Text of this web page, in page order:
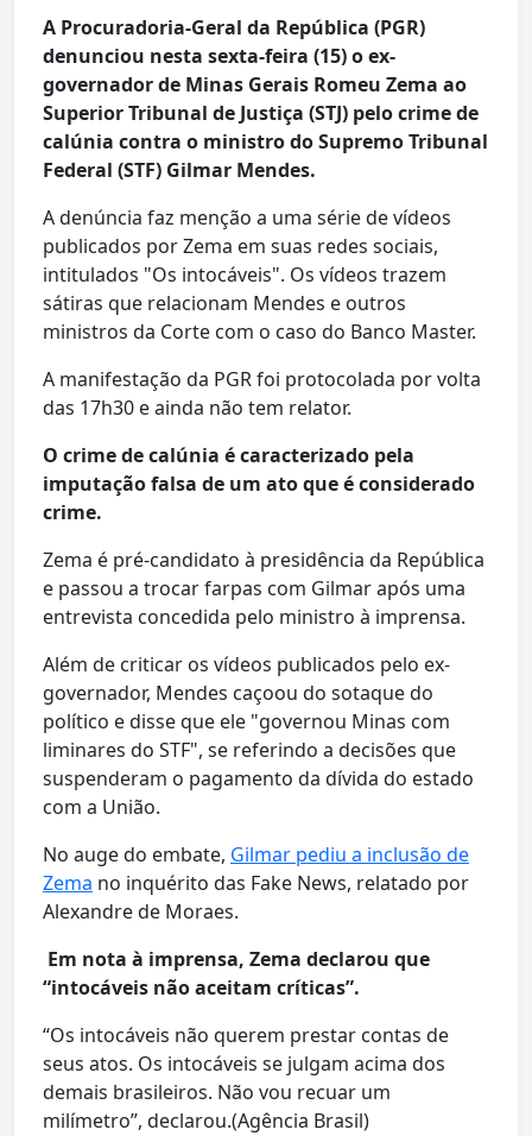
A Procuradoria-Geral da República (PGR)
denunciou nesta sexta-feira (15) o ex-
governador de Minas Gerais Romeu Zema ao
Superior Tribunal de Justiça (STJ) pelo crime de
calúnia contra o ministro do Supremo Tribunal
Federal (STF) Gilmar Mendes.
A denúncia faz menção a uma série de vídeos
publicados por Zema em suas redes sociais,
intitulados "Os intocáveis". Os vídeos trazem
sátiras que relacionam Mendes e outros
ministros da Corte com o caso do Banco Master.
A manifestação da PGR foi protocolada por volta
das 17h30 e ainda não tem relator.
O crime de calúnia é caracterizado pela
imputação falsa de um ato que é considerado
crime.
Zema é pré-candidato à presidência da República
e passou a trocar farpas com Gilmar após uma
entrevista concedida pelo ministro à imprensa.
Além de criticar os vídeos publicados pelo ex-
governador, Mendes caçoou do sotaque do
político e disse que ele "governou Minas com
liminares do STF", se referindo a decisões que
suspenderam o pagamento da dívida do estado
com a União.
No auge do embate, Gilmar pediu a inclusão de
Zema no inquérito das Fake News, relatado por
Alexandre de Moraes.
Em nota à imprensa, Zema declarou que
“intocáveis não aceitam críticas”.
“Os intocáveis não querem prestar contas de
seus atos. Os intocáveis se julgam acima dos
demais brasileiros. Não vou recuar um
milímetro”, declarou.(Agência Brasil)